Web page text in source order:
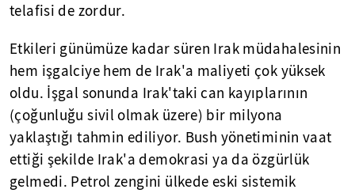
telafisi de zordur.
Etkileri günümüze kadar süren Irak müdahalesinin
hem işgalciye hem de Irak'a maliyeti çok yüksek
oldu. İşgal sonunda Irak'taki can kayıplarının
(çoğunluğu sivil olmak üzere) bir milyona
yaklaştığı tahmin ediliyor. Bush yönetiminin vaat
ettiği şekilde Irak'a demokrasi ya da özgürlük
gelmedi. Petrol zengini ülkede eski sistemik